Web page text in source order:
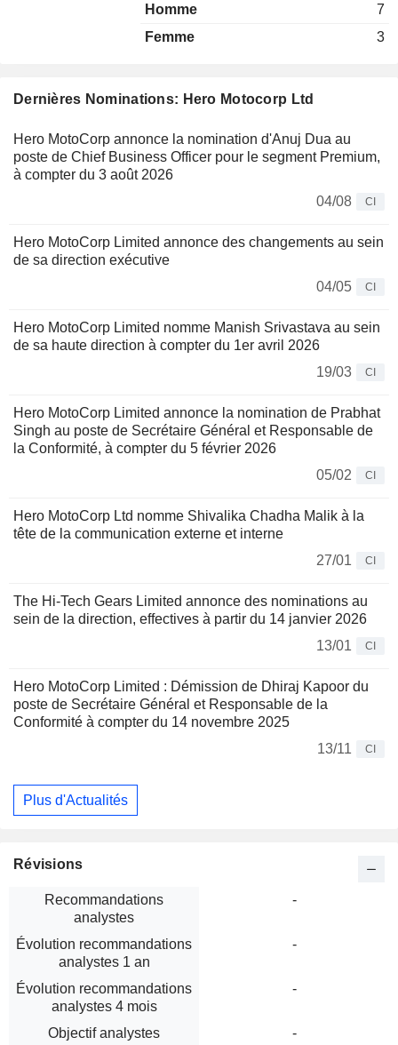
Dernières Nominations: Hero Motocorp Ltd
Hero MotoCorp annonce la nomination d'Anuj Dua au
poste de Chief Business Officer pour le segment Premium,
à compter du 3 août 2026
04/08
CI
Hero MotoCorp Limited annonce des changements au sein
de sa direction exécutive
04/05
CI
Hero MotoCorp Limited nomme Manish Srivastava au sein
de sa haute direction à compter du 1er avril 2026
19/03
CI
Hero MotoCorp Limited annonce la nomination de Prabhat
Singh au poste de Secrétaire Général et Responsable de
la Conformité, à compter du 5 février 2026
05/02
CI
Hero MotoCorp Ltd nomme Shivalika Chadha Malik à la
tête de la communication externe et interne
27/01
CI
The Hi-Tech Gears Limited annonce des nominations au
sein de la direction, effectives à partir du 14 janvier 2026
13/01
CI
Hero MotoCorp Limited : Démission de Dhiraj Kapoor du
poste de Secrétaire Général et Responsable de la
Conformité à compter du 14 novembre 2025
13/11
CI
Plus d'Actualités
Homme
7
Femme
3
Révisions
Recommandations
analystes
-
Évolution recommandations
analystes 1 an
-
Évolution recommandations
analystes 4 mois
-
Objectif analystes
-